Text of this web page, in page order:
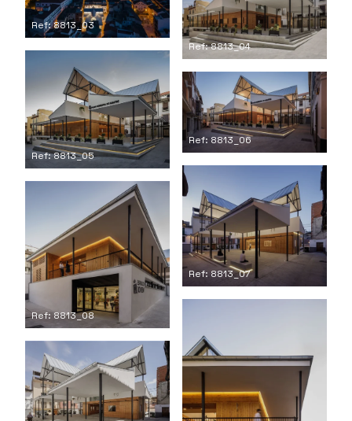
Ref: 8813_03
Ref: 8813_04
Ref: 8813_05
Ref: 8813_06
Ref: 8813_07
Ref: 8813_08